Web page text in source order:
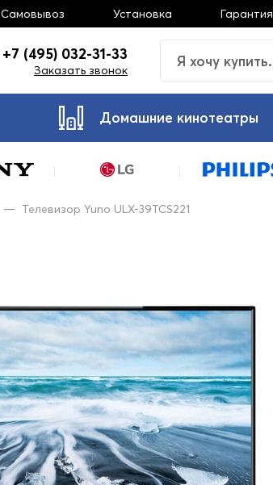
Самовывоз Установка Гарантия
+7 (495) 032-31-33
Заказать звонок
Домашние кинотеатры
— Телевизор Yuno ULX-39TCS221